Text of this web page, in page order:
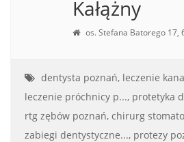
Kałążny
os. Stefana Batorego 17,
dentysta poznań, leczenie
leczenie próchnicy p..., protetyka
rtg zębów poznań, chirurg
zabiegi dentystyczne..., protezy